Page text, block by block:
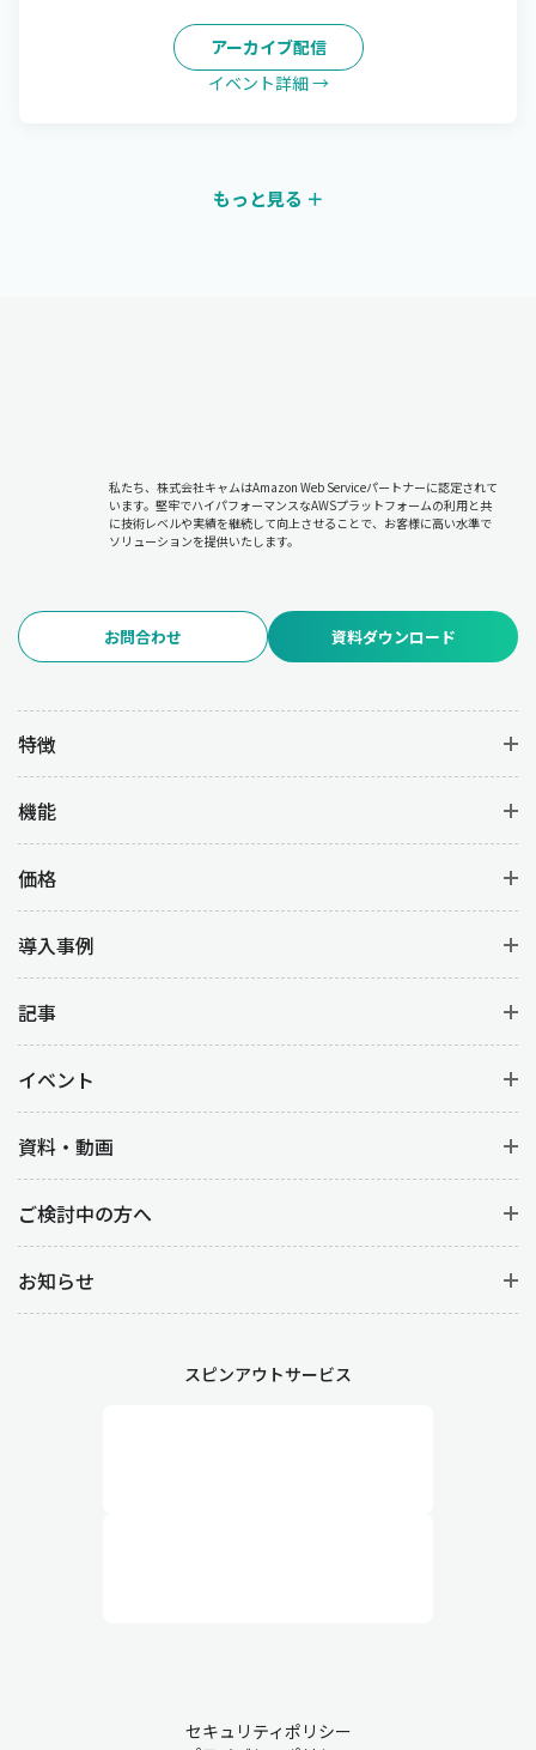
アーカイブ配信
イベント詳細 →
もっと見る ＋
私たち、株式会社キャムはAmazon Web Serviceパートナーに認定されて
います。堅牢でハイパフォーマンスなAWSプラットフォームの利用と共
に技術レベルや実績を継続して向上させることで、お客様に高い水準で
ソリューションを提供いたします。
お問合わせ 資料ダウンロード
特徴
機能
価格
導入事例
記事
イベント
資料・動画
ご検討中の方へ
お知らせ
スピンアウトサービス
セキュリティポリシー